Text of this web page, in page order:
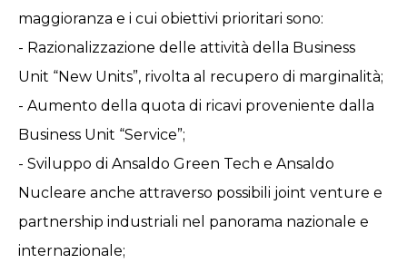
maggioranza e i cui obiettivi prioritari sono:
- Razionalizzazione delle attività della Business
Unit “New Units”, rivolta al recupero di marginalità;
- Aumento della quota di ricavi proveniente dalla
Business Unit “Service”;
- Sviluppo di Ansaldo Green Tech e Ansaldo
Nucleare anche attraverso possibili joint venture e
partnership industriali nel panorama nazionale e
internazionale;